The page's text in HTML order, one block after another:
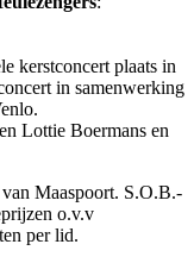
kerstconcert plaats in
in samenwerking
Lottie Boermans en
Maaspoort. S.O.B.-
o.v.v
per lid.